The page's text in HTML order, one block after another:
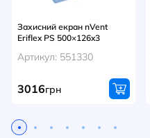
Захисний екран nVent
Eriflex PS 500×126x3
Артикул: 551330
3016грн